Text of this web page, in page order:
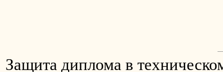
Защита диплома в